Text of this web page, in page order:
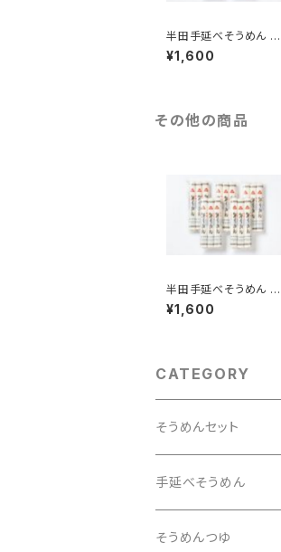
半田手延べそうめん 30
0g x 5袋
¥1,600
その他の商品
半田手延べそうめん 30
0g x 5袋
¥1,600
CATEGORY
そうめんセット
旅するそうめんセット
手延べそうめん
そうめんつゆ